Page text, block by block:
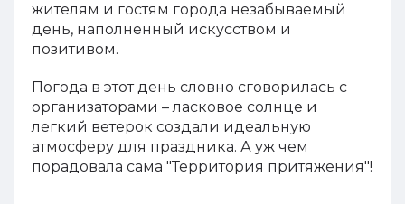
жителям и гостям города незабываемый
день, наполненный искусством и
позитивом.
Погода в этот день словно сговорилась с
организаторами – ласковое солнце и
легкий ветерок создали идеальную
атмосферу для праздника. А уж чем
порадовала сама "Территория притяжения"!